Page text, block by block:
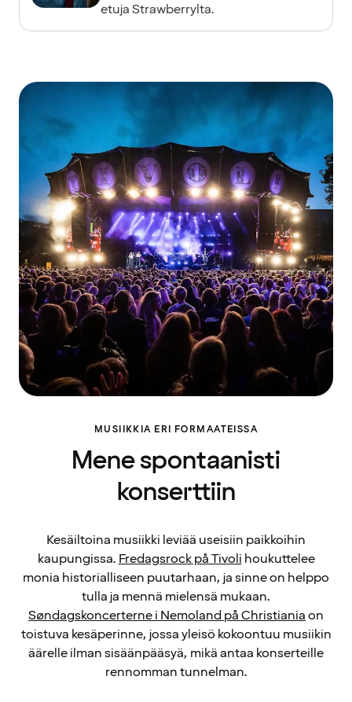
etuja Strawberrylta.
MUSIIKKIA ERI FORMAATEISSA
Mene spontaanisti
konserttiin
Kesäiltoina musiikki leviää useisiin paikkoihin
kaupungissa. Fredagsrock på Tivoli houkuttelee
monia historialliseen puutarhaan, ja sinne on helppo
tulla ja mennä mielensä mukaan.
Søndagskoncerterne i Nemoland på Christianiaon
toistuva kesäperinne, jossa yleisö kokoontuu musiikin
äärelle ilman sisäänpääsyä, mikä antaa konserteille
rennomman tunnelman.